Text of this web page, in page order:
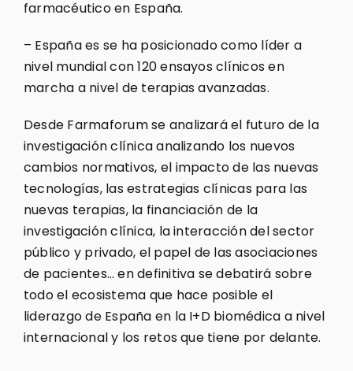
farmacéutico en España.
– España es se ha posicionado como líder a
nivel mundial con 120 ensayos clínicos en
marcha a nivel de terapias avanzadas.
Desde Farmaforum se analizará el futuro de la
investigación clínica analizando los nuevos
cambios normativos, el impacto de las nuevas
tecnologías, las estrategias clínicas para las
nuevas terapias, la financiación de la
investigación clínica, la interacción del sector
público y privado, el papel de las asociaciones
de pacientes… en definitiva se debatirá sobre
todo el ecosistema que hace posible el
liderazgo de España en la I+D biomédica a nivel
internacional y los retos que tiene por delante.